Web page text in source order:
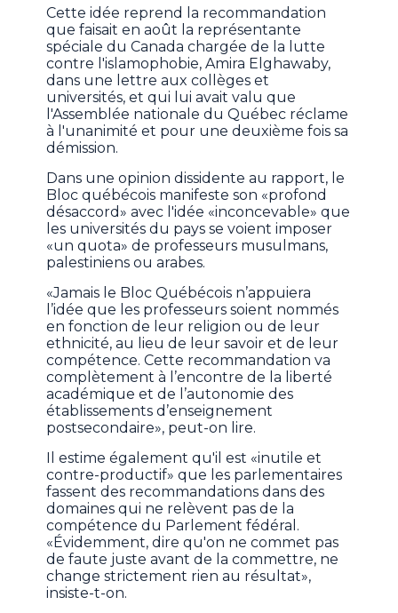
Cette idée reprend la recommandation
que faisait en août la représentante
spéciale du Canada chargée de la lutte
contre l'islamophobie, Amira Elghawaby,
dans une lettre aux collèges et
universités, et qui lui avait valu que
l'Assemblée nationale du Québec réclame
à l'unanimité et pour une deuxième fois sa
démission.
Dans une opinion dissidente au rapport, le
Bloc québécois manifeste son «profond
désaccord» avec l'idée «inconcevable» que
les universités du pays se voient imposer
«un quota» de professeurs musulmans,
palestiniens ou arabes.
«Jamais le Bloc Québécois n’appuiera
l’idée que les professeurs soient nommés
en fonction de leur religion ou de leur
ethnicité, au lieu de leur savoir et de leur
compétence. Cette recommandation va
complètement à l’encontre de la liberté
académique et de l’autonomie des
établissements d’enseignement
postsecondaire», peut-on lire.
Il estime également qu'il est «inutile et
contre-productif» que les parlementaires
fassent des recommandations dans des
domaines qui ne relèvent pas de la
compétence du Parlement fédéral.
«Évidemment, dire qu'on ne commet pas
de faute juste avant de la commettre, ne
change strictement rien au résultat»,
insiste-t-on.